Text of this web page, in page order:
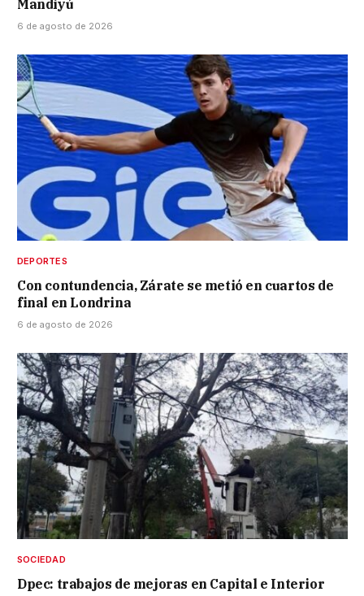
Mandiyú
6 de agosto de 2026
DEPORTES
Con contundencia, Zárate se metió en cuartos de
final en Londrina
6 de agosto de 2026
SOCIEDAD
Dpec: trabajos de mejoras en Capital e Interior